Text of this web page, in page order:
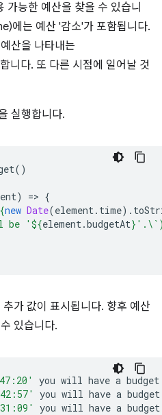
가능한 예산을 찾을 수 있습니
에는 예산 '감소'가 포함됩니다.
산을 나타내는
니다. 또 다른 시점에 일어날 것
실행합니다.
()
) => {
new Date(element. time).
be '
${element.budgetAt}
가 값이 표시됩니다. 향후 예산
있습니다.
you will have a budget
you will have a budget
you will have a budget